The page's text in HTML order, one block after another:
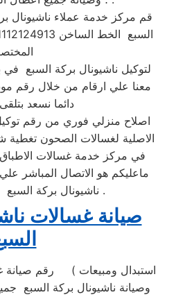
قم مركز خدمة عملاء ناشيونال
لتوكيل ناشيونال بركة السبع
دائما نسعد
اصلاح منزلي فوري من رقم
الاصلية لغسالات الصحون
في مركز خدمة غسالات
ماعليكم هو الاتصال المباشر
ناشيونال بركة السبع المعتمد في مصر .
صيانة غسالات
رقم صيانة
وصيانة ناشيونال بركة السبع